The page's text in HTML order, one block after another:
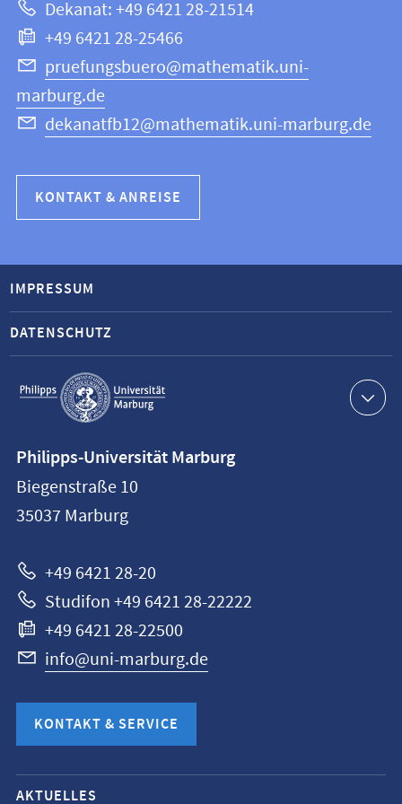
Informatik
Dekanat: +49 6421 28-21514
+49 6421 28-25466
pruefungsbuero@mathematik.uni-
marburg.de
dekanatfb12@mathematik.uni-marburg.de
KONTAKT & ANREISE
Service-
Navigation
IMPRESSUM
DATENSCHUTZ
Philipps-
Universität
Marburg
Philipps-Universität Marburg
Biegenstraße 10
35037 Marburg
+49 6421 28-20
Studifon +49 6421 28-22222
+49 6421 28-22500
info@uni-marburg.de
KONTAKT & SERVICE
Mobile-
AKTUELLES